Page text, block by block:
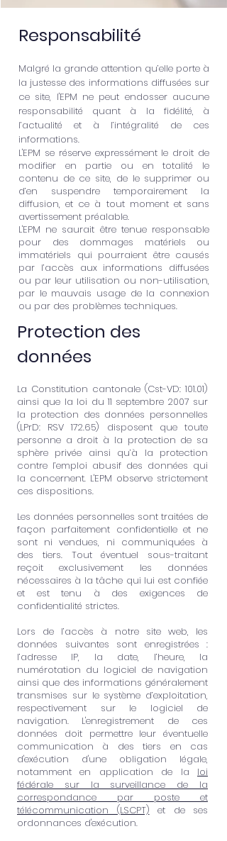
Responsabilité
Malgré la grande attention qu’elle porte à
la justesse des informations diffusées sur
ce site, l'EPM ne peut endosser aucune
responsabilité quant à la fidélité, à
l’actualité et à l’intégralité de ces
informations.
L'EPM se réserve expressément le droit de
modifier en partie ou en totalité le
contenu de ce site, de le supprimer ou
d’en suspendre temporairement la
diffusion, et ce à tout moment et sans
avertissement préalable.
L'EPM ne saurait être tenue responsable
pour des dommages matériels ou
immatériels qui pourraient être causés
par l’accès aux informations diffusées
ou par leur utilisation ou non-utilisation,
par le mauvais usage de la connexion
ou par des problèmes techniques.
Protection des
données
La Constitution cantonale (Cst-VD: 101.01)
ainsi que la loi du 11 septembre 2007 sur
la protection des données personnelles
(LPrD: RSV 172.65) disposent que toute
personne a droit à la protection de sa
sphère privée ainsi qu’à la protection
contre l’emploi abusif des données qui
la concernent. L'EPM observe strictement
ces dispositions.
Les données personnelles sont traitées de
façon parfaitement confidentielle et ne
sont ni vendues, ni communiquées à
des tiers. Tout éventuel sous-traitant
reçoit exclusivement les données
nécessaires à la tâche qui lui est confiée
et est tenu à des exigences de
confidentialité strictes.
Lors de l’accès à notre site web, les
données suivantes sont enregistrées :
l’adresse IP, la date, l’heure, la
numérotation du logiciel de navigation
ainsi que des informations généralement
transmises sur le système d’exploitation,
respectivement sur le logiciel de
navigation. L'enregistrement de ces
données doit permettre leur éventuelle
communication à des tiers en cas
d'exécution d'une obligation légale,
notamment en application de la loi
fédérale sur la surveillance de la
correspondance par poste et
télécommunication (LSCPT) et de ses
ordonnances d'exécution.